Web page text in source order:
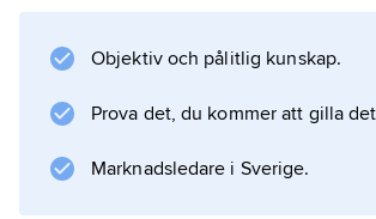
internationell organisation med
Genève och med regelbundna
avtalets administration mellan de
medlemsländerna i sju
Objektiv och pålitlig kunskap.
Prova det, du kommer att gilla
Marknadsledare i Sverige.